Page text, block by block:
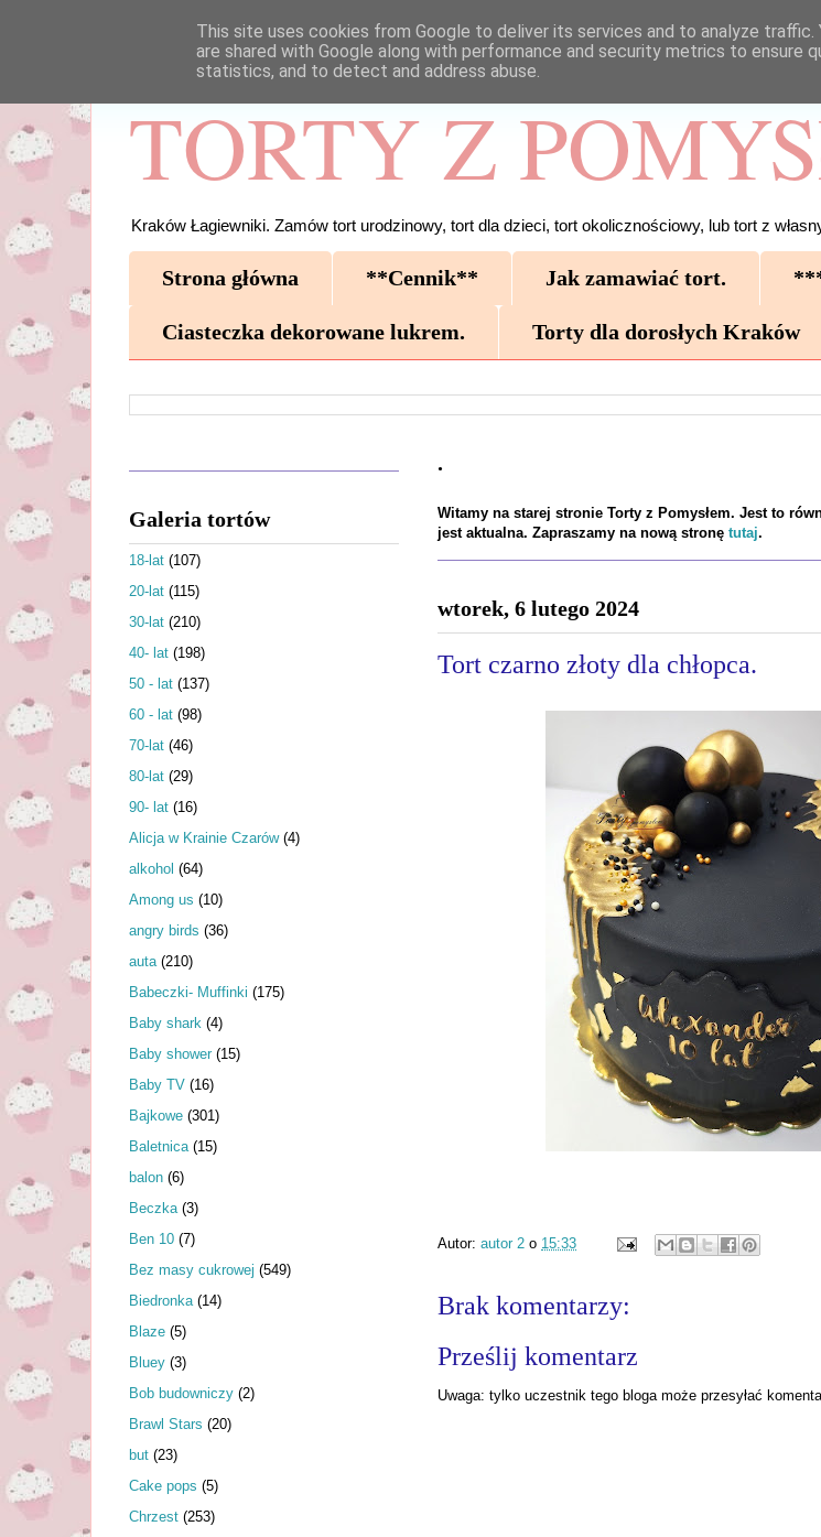
TORTY Z
Kraków Łagiewniki. Zamów tort urodzinowy, tort dla dzieci, tort okolicznościowy, lub tort z
Strona główna **Cennik** Jak zamawiać tort.
Ciasteczka dekorowane lukrem. Torty dla dorosłych Kraków
.
Witamy na starej stronie Torty z Pomysłem. Jest to
jest aktualna. Zapraszamy na nową stronę tutaj.
wtorek, 6 lutego 2024
Tort czarno złoty dla chłopca.
Autor: autor 2 o 15:33
Brak komentarzy:
Prześlij komentarz
Uwaga: tylko uczestnik tego bloga może przesyłać
Galeria tortów
18-lat (107)
20-lat (115)
30-lat (210)
40- lat (198)
50 - lat (137)
60 - lat (98)
70-lat (46)
80-lat (29)
90- lat (16)
Alicja w Krainie Czarów (4)
alkohol (64)
Among us (10)
angry birds (36)
auta (210)
Babeczki- Muffinki (175)
Baby shark (4)
Baby shower (15)
Baby TV (16)
Bajkowe (301)
Baletnica (15)
balon (6)
Beczka (3)
Ben 10 (7)
Bez masy cukrowej (549)
Biedronka (14)
Blaze (5)
Bluey (3)
Bob budowniczy (2)
Brawl Stars (20)
but (23)
Cake pops (5)
Chrzest (253)
This site uses cookies from Google to deliver its services and to analyze traffic.
are shared with Google along with performance and security metrics to ensure
statistics, and to detect and address abuse.